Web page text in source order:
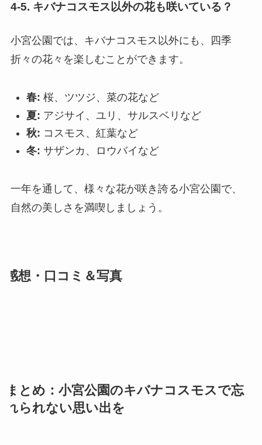
4-5. キバナコスモス以外の花も咲いている？
小宮公園では、キバナコスモス以外にも、四季
折々の花々を楽しむことができます。
春: 桜、ツツジ、菜の花など
夏: アジサイ、ユリ、サルスベリなど
秋: コスモス、紅葉など
冬: サザンカ、ロウバイなど
一年を通して、様々な花が咲き誇る小宮公園で、
自然の美しさを満喫しましょう。
感想・口コミ＆写真
まとめ：小宮公園のキバナコスモスで忘
れられない思い出を